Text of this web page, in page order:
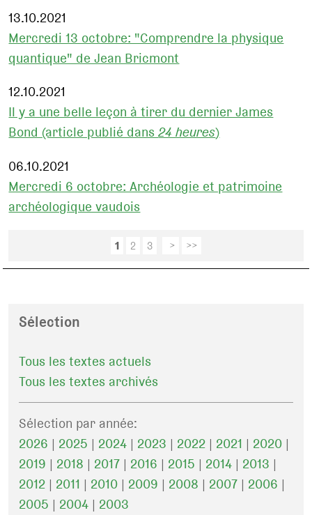
13.10.2021
Mercredi 13 octobre: "Comprendre la physique
quantique" de Jean Bricmont
12.10.2021
Il y a une belle leçon à tirer du dernier James
Bond (article publié dans24 heures)
06.10.2021
Mercredi 6 octobre: Archéologie et patrimoine
archéologique vaudois
1 2 3 > >>
Sélection
Tous les textes actuels
Tous les textes archivés
Sélection par année:
2026 | 2025 | 2024 | 2023 | 2022 | 2021 | 2020 |
2019 | 2018 | 2017 | 2016 | 2015 | 2014 | 2013 |
2012 | 2011 | 2010 | 2009 | 2008 | 2007 | 2006 |
2005 | 2004 | 2003